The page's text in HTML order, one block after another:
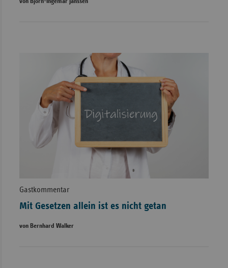
Gastkommentar
Mit Gesetzen allein ist es nicht getan
von Bernhard Walker